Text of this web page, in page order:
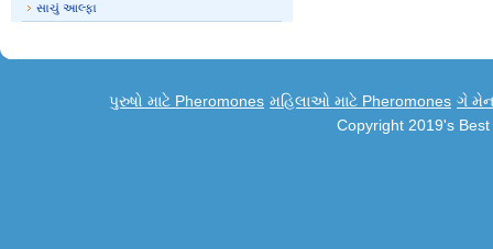
સાચું આલ્ફા
પુરુષો માટે Pheromones મહિલાઓ માટે Pheromones ગે મેન
Copyright 2019's